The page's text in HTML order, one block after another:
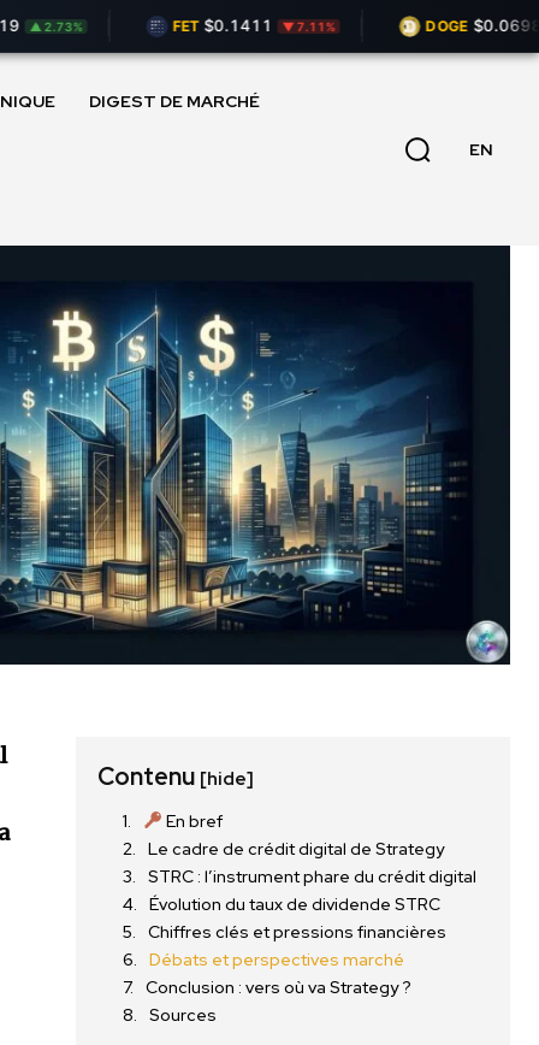
FET $0.1411 ▼ 7.11% DOGE $0.06985 ▼
DIGEST DE MARCHÉ
EN
Contenu [hide]
En bref
Le cadre de crédit digital de Strategy
STRC : l’instrument phare du crédit digital
Évolution du taux de dividende STRC
Chiffres clés et pressions financières
Débats et perspectives marché
Conclusion : vers où va Strategy ?
Sources